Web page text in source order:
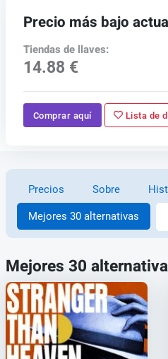
Precio más bajo
Tiendas de llaves:
14.88 €
Comprar aquí Lista de
Precios Sobre
Mejores 30 alternativas
Mejores 30